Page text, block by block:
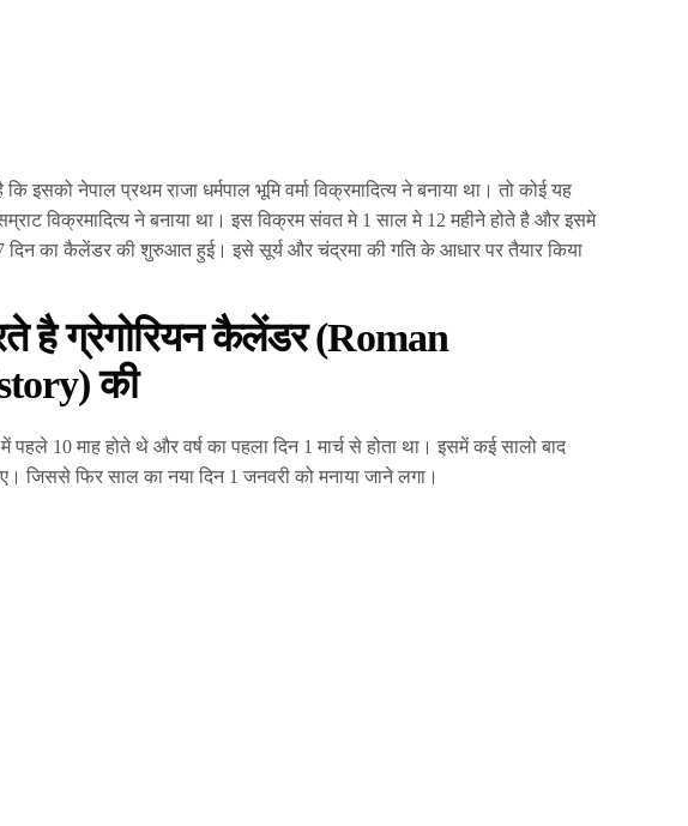
इसको नेपाल प्रथम राजा धर्मपाल भूमि वर्मा विक्रमादित्य ने बनाया था। तो कोई यह
विक्रमादित्य ने बनाया था। इस विक्रम संवत मे 1 साल मे 12 महीने होते है और इसमे
दिन का कैलेंडर की शुरुआत हुई। इसे सूर्य और चंद्रमा की गति के आधार पर तैयार किया
है ग्रेगोरियन कैलेंडर (Roman
की
पहले 10 माह होते थे और वर्ष का पहला दिन 1 मार्च से होता था। इसमें कई सालो बाद
जिससे फिर साल का नया दिन 1 जनवरी को मनाया जाने लगा।